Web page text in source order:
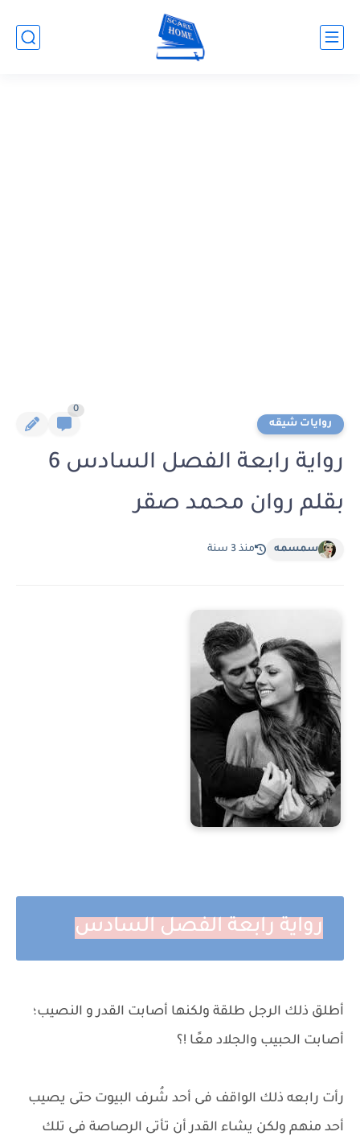
روايات شيقه
0
رواية رابعة الفصل السادس 6
بقلم روان محمد صقر
سمسمه منذ 3 سنة
رواية رابعة الفصل السادس
أطلق ذلك الرجل طلقة ولكنها أصابت القدر و النصيب؛
أصابت الحبيب والجلاد معًا !؟
رأت رابعه ذلك الواقف فى أحد شُرف البيوت حتى يصيب
أحد منهم ولكن يشاء القدر أن تأتى الرصاصة فى تلك